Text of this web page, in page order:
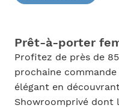
Prêt-à-porter
Profitez de près de
prochaine
élégant en
Showroomprivé dont